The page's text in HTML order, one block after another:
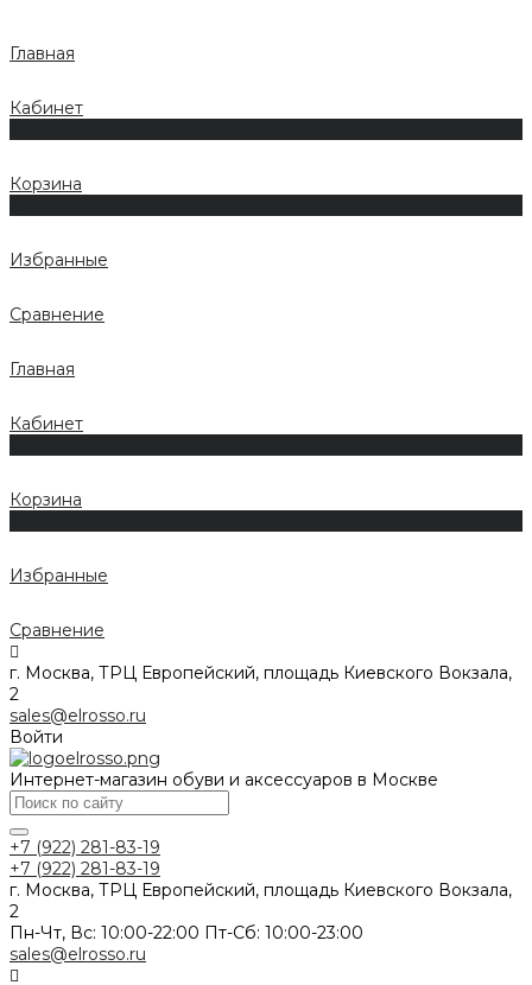
Главная
Кабинет
Корзина
Избранные
Сравнение
Главная
Кабинет
Корзина
Избранные
Сравнение
г. Москва, ТРЦ Европейский, площадь Киевского Вокзала,
2
sales@elrosso.ru
Войти
Интернет-магазин обуви и аксессуаров в Москве
+7 (922) 281-83-19
+7 (922) 281-83-19
г. Москва, ТРЦ Европейский, площадь Киевского Вокзала,
2
Пн-Чт, Вс: 10:00-22:00 Пт-Сб: 10:00-23:00
sales@elrosso.ru